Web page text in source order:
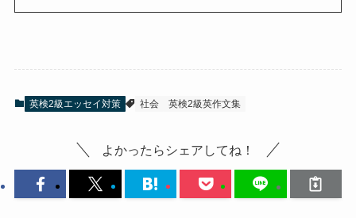
英検2級エッセイ対策 社会 英検2級英作文集
よかったらシェアしてね！